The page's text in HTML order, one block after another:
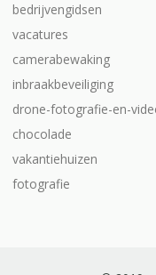
bedrijvengidsen
vacatures
camerabewaking
inbraakbeveiliging
drone-fotografie-en-
chocolade
vakantiehuizen
fotografie